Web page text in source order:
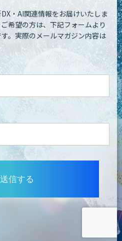
・AI関連情報をお届けいたしま
希望の方は、下記フォームより
。 実際のメールマガジン内容は
送信する